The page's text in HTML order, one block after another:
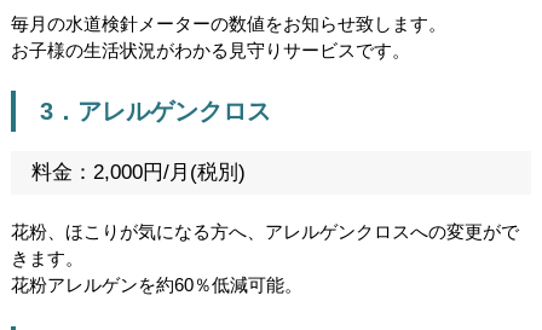
毎月の水道検針メーターの数値をお知らせ致します。
お子様の生活状況がわかる見守りサービスです。
3．アレルゲンクロス
料金：2,000円/月(税別)
花粉、ほこりが気になる方へ、アレルゲンクロスへの変更がで
きます。
花粉アレルゲンを約60％低減可能。